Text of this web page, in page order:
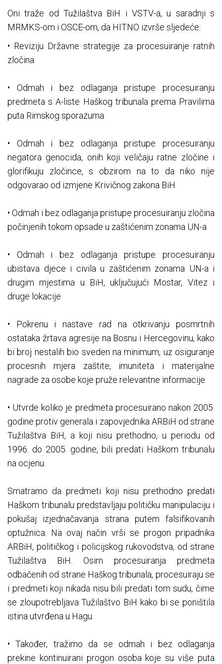
Oni traže od Tužilaštva BiH i VSTV-a, u saradnji s
MRMKS-om i OSCE-om, da HITNO izvrše sljedeće:
• Reviziju Državne strategije za procesuiranje ratnih
zločina
• Odmah i bez odlaganja pristupe procesuiranju
predmeta s A-liste Haškog tribunala prema Pravilima
puta Rimskog sporazuma
• Odmah i bez odlaganja pristupe procesuiranju
negatora genocida, onih koji veličaju ratne zločine i
glorifikuju zločince, s obzirom na to da niko nije
odgovarao od izmjene Krivičnog zakona BiH
• Odmah i bez odlaganja pristupe procesuiranju zločina
počinjenih tokom opsade u zaštićenim zonama UN-a
• Odmah i bez odlaganja pristupe procesuiranju
ubistava djece i civila u zaštićenim zonama UN-a i
drugim mjestima u BiH, uključujući Mostar, Vitez i
druge lokacije
• Pokrenu i nastave rad na otkrivanju posmrtnih
ostataka žrtava agresije na Bosnu i Hercegovinu, kako
bi broj nestalih bio sveden na minimum, uz osiguranje
procesnih mjera zaštite, imuniteta i materijalne
nagrade za osobe koje pruže relevantne informacije
• Utvrde koliko je predmeta procesuirano nakon 2005.
godine protiv generala i zapovjednika ARBiH od strane
Tužilaštva BiH, a koji nisu prethodno, u periodu od
1996. do 2005. godine, bili predati Haškom tribunalu
na ocjenu.
Smatramo da predmeti koji nisu prethodno predati
Haškom tribunalu predstavljaju političku manipulaciju i
pokušaj izjednačavanja strana putem falsifikovanih
optužnica. Na ovaj način vrši se progon pripadnika
ARBiH, političkog i policijskog rukovodstva, od strane
Tužilaštva BiH. Osim procesuiranja predmeta
odbačenih od strane Haškog tribunala, procesuiraju se
i predmeti koji nikada nisu bili predati tom sudu, čime
se zloupotrebljava Tužilaštvo BiH kako bi se poništila
istina utvrđena u Hagu
• Također, tražimo da se odmah i bez odlaganja
prekine kontinuirani progon osoba koje su više puta